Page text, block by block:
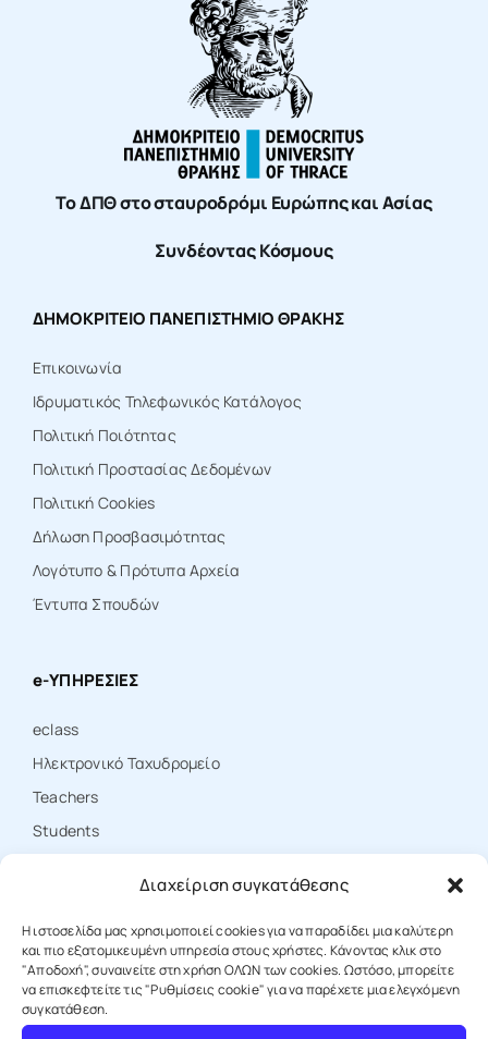
Διαχείριση συγκατάθεσης
Η ιστοσελίδα μας χρησιμοποιεί cookies για να παραδίδει μια καλύτερη
και πιο εξατομικευμένη υπηρεσία στους χρήστες. Κάνοντας κλικ στο
"Αποδοχή", συναινείτε στη χρήση ΟΛΩΝ των cookies. Ωστόσο, μπορείτε
να επισκεφτείτε τις "Ρυθμίσεις cookie" για να παρέχετε μια ελεγχόμενη
συγκατάθεση.
Το ΔΠΘ στο σταυροδρόμι Ευρώπης και Ασίας
Συνδέοντας Κόσμους
ΔΗΜΟΚΡΙΤΕΙΟ ΠΑΝΕΠΙΣΤΗΜΙΟ ΘΡΑΚΗΣ
Επικοινωνία
Ιδρυματικός Τηλεφωνικός Κατάλογος
Πολιτική Ποιότητας
Πολιτική Προστασίας Δεδομένων
Πολιτική Cookies
Δήλωση Προσβασιμότητας
Λογότυπο & Πρότυπα Αρχεία
Έντυπα Σπουδών
e-ΥΠΗΡΕΣΙΕΣ
eclass
Ηλεκτρονικό Ταχυδρομείο
Teachers
Students
Ηλεκτρονικό Αποθετήριο
Ηelpdesk
Ακαδημαϊκή Ταυτότητα
Δωρεάν Λογισμικό